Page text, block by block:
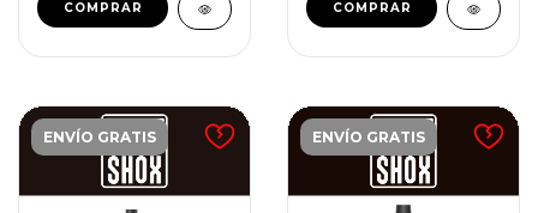
ENVÍO GRATIS ENVÍO GRATIS